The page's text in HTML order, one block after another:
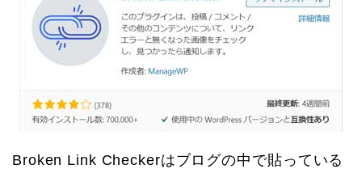
Broken Link Checkerはブログの中で貼っている